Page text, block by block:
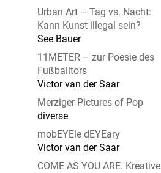
Urban Art – Tag vs. Nacht:
Kann Kunst illegal sein?
See Bauer
11METER – zur Poesie des
Fußballtors
Victor van der Saar
Merziger Pictures of Pop
diverse
mobEYEle dEYEary
Victor van der Saar
COME AS YOU ARE. Kreative